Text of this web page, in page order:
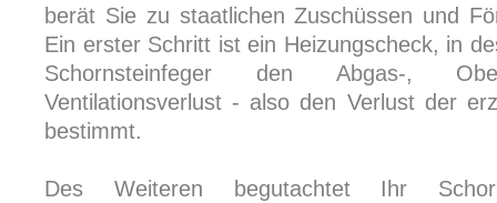
berät Sie zu staatlichen Zuschüssen und
Ein erster Schritt ist ein Heizungscheck, in
Schornsteinfeger den Abgas-,
Ventilationsverlust - also den Verlust der
bestimmt.
Des Weiteren begutachtet Ihr